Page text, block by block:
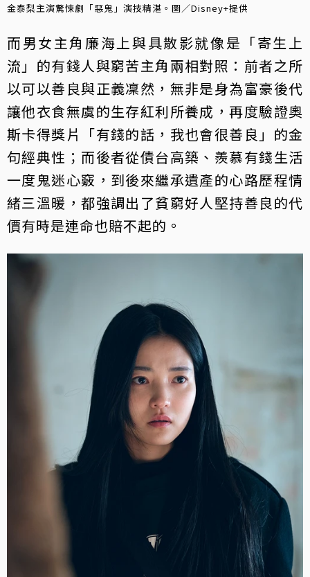
金泰梨主演驚悚劇「惡鬼」演技精湛。圖／Disney+提供
而男女主角廉海上與具散影就像是「寄生上
流」的有錢人與窮苦主角兩相對照：前者之所
以可以善良與正義凜然，無非是身為富豪後代
讓他衣食無虞的生存紅利所養成，再度驗證奧
斯卡得獎片「有錢的話，我也會很善良」的金
句經典性；而後者從債台高築、羨慕有錢生活
一度鬼迷心竅，到後來繼承遺產的心路歷程情
緒三溫暖，都強調出了貧窮好人堅持善良的代
價有時是連命也賠不起的。